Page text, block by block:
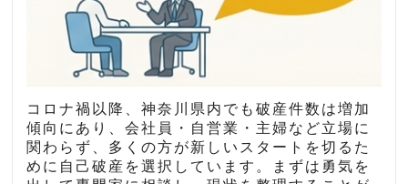
コロナ禍以降、神奈川県内でも破産件数は増加
傾向にあり、会社員・自営業・主婦など立場に
関わらず、多くの方が新しいスタートを切るた
めに自己破産を選択しています。まずは勇気を